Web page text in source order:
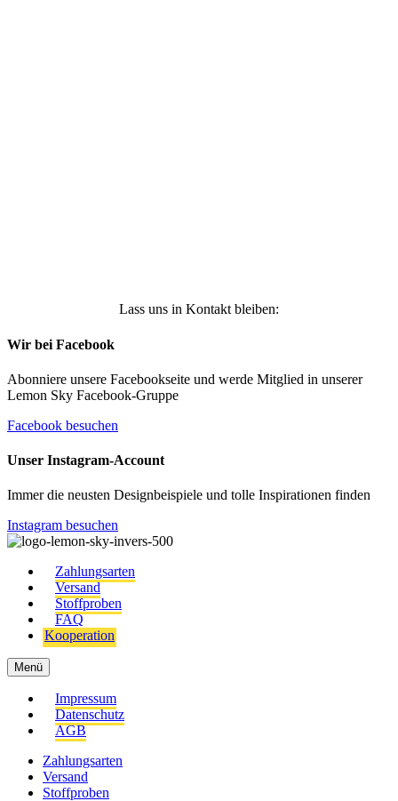
Lass uns in Kontakt bleiben:
Wir bei Facebook
Abonniere unsere Facebookseite und werde Mitglied in unserer
Lemon Sky Facebook-Gruppe
Facebook besuchen
Unser Instagram-Account
Immer die neusten Designbeispiele und tolle Inspirationen finden
Instagram besuchen
Zahlungsarten
Versand
Stoffproben
FAQ
Kooperation
Menü
Impressum
Datenschutz
AGB
Zahlungsarten
Versand
Stoffproben